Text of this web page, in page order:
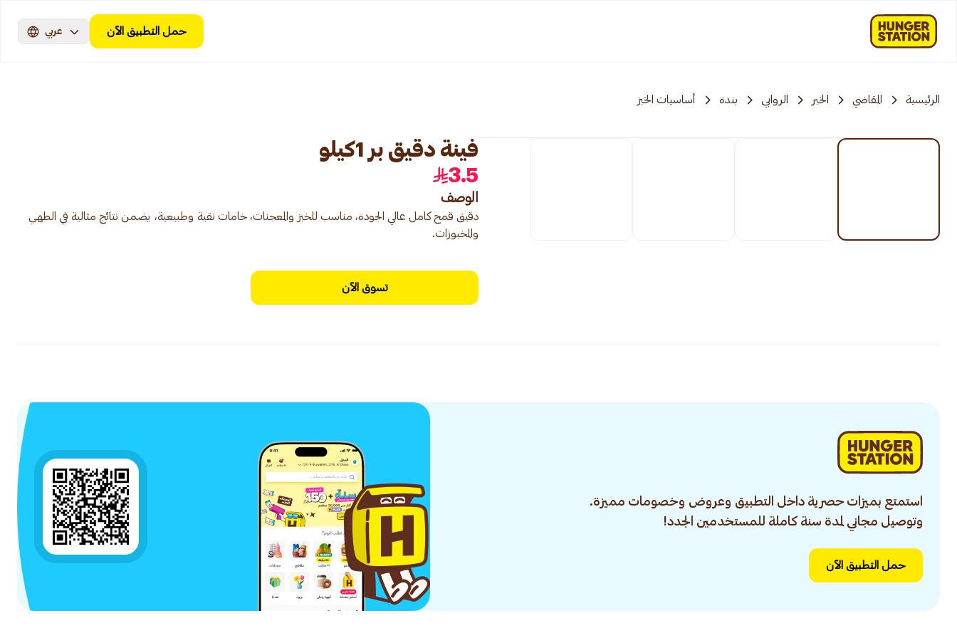
حمل التطبيق الآن عربي
الرئيسية المقاضي الخبر الروابي بندة أساسيات الخبز
فينة دقيق بر 1كيلو
3.5
الوصف
دقيق قمح كامل عالي الجودة، مناسب للخبز والمعجنات، خامات نقية وطبيعية، يضمن نتائج مثالية في الطهي
والمخبوزات.
تسوق الآن
استمتع بميزات حصرية داخل التطبيق وعروض وخصومات مميزة.
وتوصيل مجاني لمدة سنة كاملة للمستخدمين الجدد!
حمل التطبيق الآن